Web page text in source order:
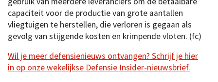
capaciteit voor de productie van grote aantallen
vliegtuigen te herstellen, die verloren is gegaan als
gevolg van stijgende kosten en krimpende vloten. (fc)
Wil je meer defensienieuws ontvangen? Schrijf je hier
in op onze wekelijkse Defensie Insider-nieuwsbrief.